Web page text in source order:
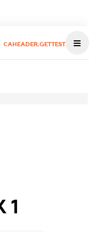
CAHEADER.GETTEST
1